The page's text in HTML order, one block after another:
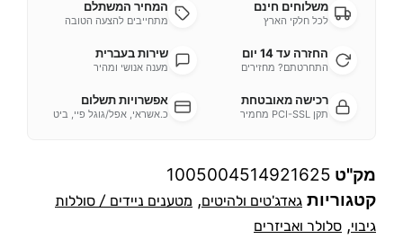
משלוחים חינם
לכל חלקי הארץ
המחיר המשתלם
מתחייבים להצעה הטובה
החזרה עד 14 יום
התחרטתם? מחזירים
שירות בעברית
מענה אנושי ומהיר
רכישה מאובטחת
תקן PCI-SSL מחמיר
אפשרויות תשלום
כ.אשראי, אפל/גוגל פיי, ביט
מק"ט 1005004514921625
קטגוריות גאדג'טים ולהיטים, מטענים ניידים / סוללות
גיבוי, סלולר ואביזרים